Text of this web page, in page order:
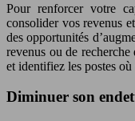
Pour renforcer votre
consolider vos revenus
des opportunités
revenus ou de
et identifiez les postes
Diminuer son